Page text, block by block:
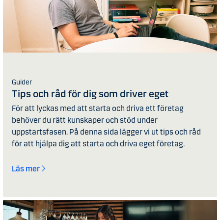
Guider
Tips och råd för dig som driver eget
För att lyckas med att starta och driva ett företag
behöver du rätt kunskaper och stöd under
uppstartsfasen. På denna sida lägger vi ut tips och råd
för att hjälpa dig att starta och driva eget företag.
Läs mer